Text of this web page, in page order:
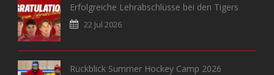
Erfolgreiche Lehrabschlüsse bei den Tigers
22 Jul 2026
Rückblick Summer Hockey Camp 2026